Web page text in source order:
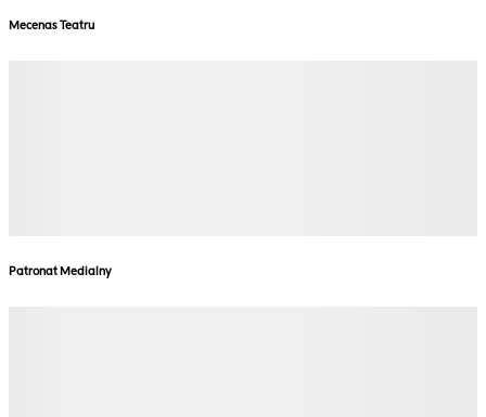
Mecenas Teatru
Patronat Medialny